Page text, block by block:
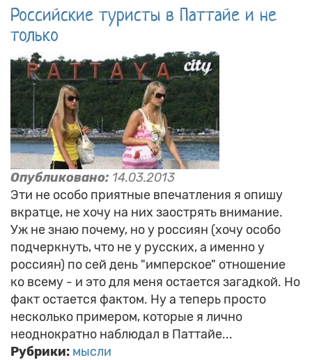
Российские туристы в Паттайе и не
только
Опубликовано: 14.03.2013
Эти не особо приятные впечатления я опишу
вкратце, не хочу на них заострять внимание.
Уж не знаю почему, но у россиян (хочу особо
подчеркнуть, что не у русских, а именно у
россиян) по сей день "имперское" отношение
ко всему - и это для меня остается загадкой. Но
факт остается фактом. Ну а теперь просто
несколько примером, которые я лично
неоднократно наблюдал в Паттайе...
Рубрики: мысли